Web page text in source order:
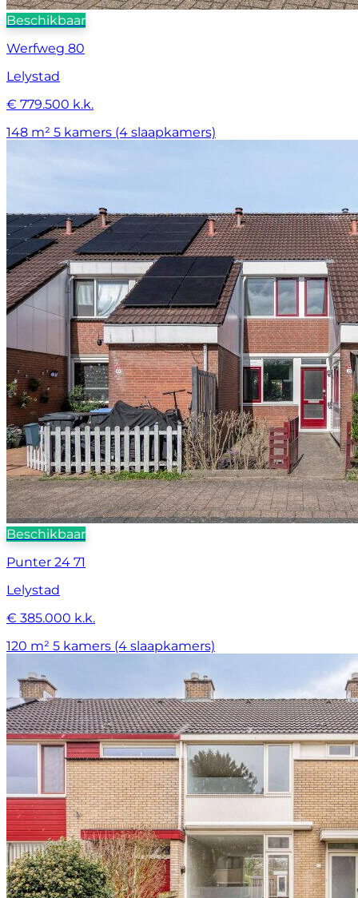
Beschikbaar
Werfweg 80
Lelystad
€ 779.500 k.k.
148 m² 5 kamers (4 slaapkamers)
Beschikbaar
Punter 24 71
Lelystad
€ 385.000 k.k.
120 m² 5 kamers (4 slaapkamers)